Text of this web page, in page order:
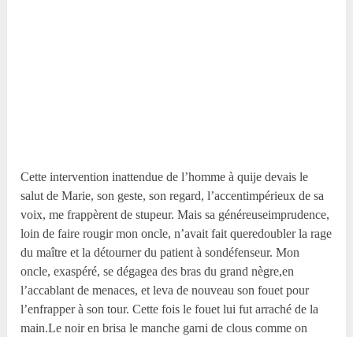
Cette intervention inattendue de l’homme à quije devais le
salut de Marie, son geste, son regard, l’accentimpérieux de sa
voix, me frappèrent de stupeur. Mais sa généreuseimprudence,
loin de faire rougir mon oncle, n’avait fait queredoubler la rage
du maître et la détourner du patient à sondéfenseur. Mon
oncle, exaspéré, se dégagea des bras du grand nègre,en
l’accablant de menaces, et leva de nouveau son fouet pour
l’enfrapper à son tour. Cette fois le fouet lui fut arraché de la
main.Le noir en brisa le manche garni de clous comme on